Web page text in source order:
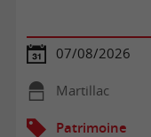
07/08/2026
Martillac
Patrimoine